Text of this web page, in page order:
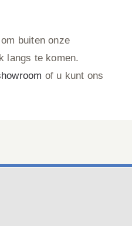
buiten onze
langs te komen.
of u kunt ons